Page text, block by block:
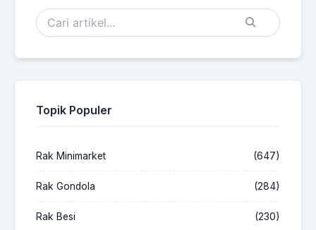
Topik Populer
Rak Minimarket (647)
Rak Gondola (284)
Rak Besi (230)